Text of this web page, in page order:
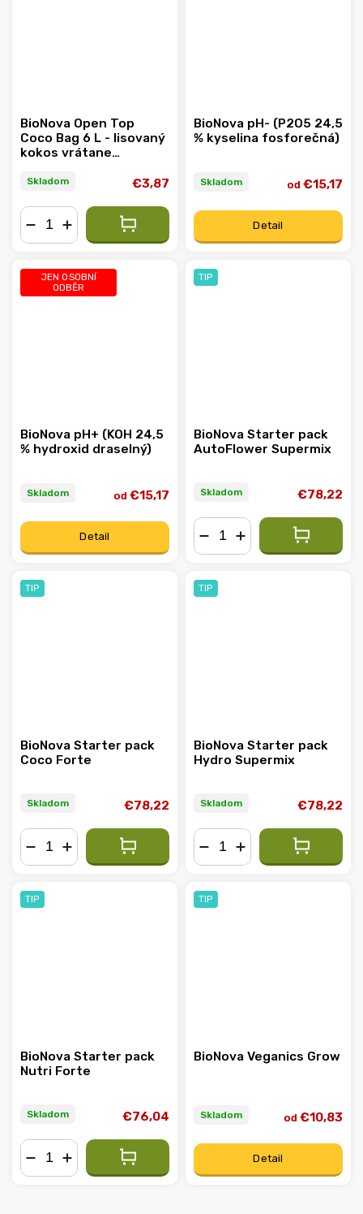
BioNova Open Top
Coco Bag 6 L - lisovaný
kokos vrátane
Skladom €3,87
BioNova pH- (P2O5 24,5
% kyselina fosforečná)
Skladom od €15,17
Detail
JEN OSOBNÍ
ODBĚR
BioNova pH+ (KOH 24,5
% hydroxid draselný)
Skladom od €15,17
Detail
TIP
BioNova Starter pack
AutoFlower Supermix
Skladom €78,22
TIP
BioNova Starter pack
Coco Forte
Skladom €78,22
TIP
BioNova Starter pack
Hydro Supermix
Skladom €78,22
TIP
BioNova Starter pack
Nutri Forte
Skladom €76,04
TIP
BioNova Veganics Grow
Skladom od €10,83
Detail